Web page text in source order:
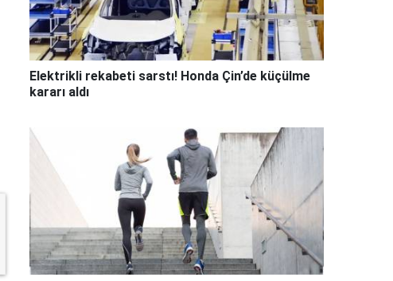
Elektrikli rekabeti sarstı! Honda Çin’de küçülme
kararı aldı